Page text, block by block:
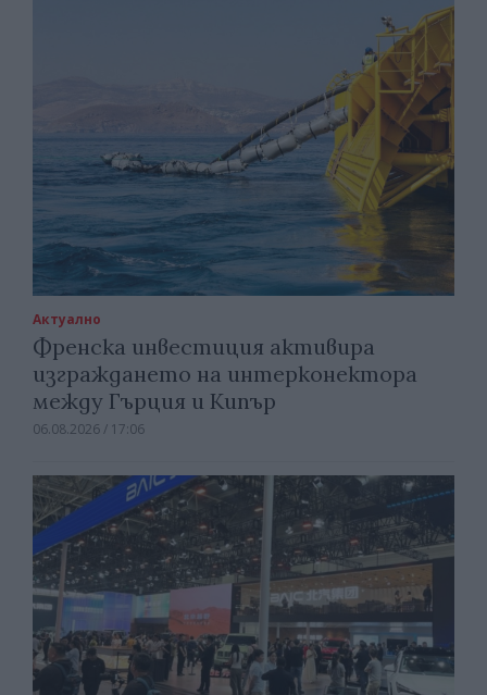
Актуално
Френска инвестиция активира
изграждането на интерконектора
между Гърция и Кипър
06.08.2026 / 17:06